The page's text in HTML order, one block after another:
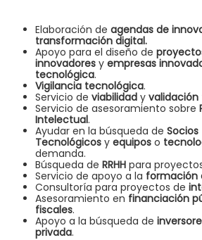
Elaboración de agendas de
transformación digital.
Apoyo para el diseño de
innovadores y empresas
tecnológica.
Vigilancia tecnológica.
Servicio de viabilidad y
Servicio de asesoramiento sobre
Intelectual.
Ayudar en la búsqueda de Socios
Tecnológicos y equipos o
demanda.
Búsqueda de RRHH para
Servicio de apoyo a la formación
Consultoría para proyectos de
Asesoramiento en financiación
fiscales.
Apoyo a la búsqueda de
privada.